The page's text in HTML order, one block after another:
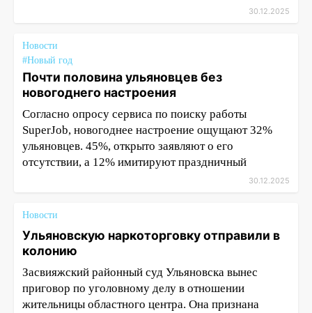
30.12.2025
Новости
#Новый год
Почти половина ульяновцев без
новогоднего настроения
Согласно опросу сервиса по поиску работы
SuperJob, новогоднее настроение ощущают 32%
ульяновцев. 45%, открыто заявляют о его
отсутствии, а 12% имитируют праздничный
30.12.2025
Новости
Ульяновскую наркоторговку отправили в
колонию
Засвияжский районный суд Ульяновска вынес
приговор по уголовному делу в отношении
жительницы областного центра. Она признана